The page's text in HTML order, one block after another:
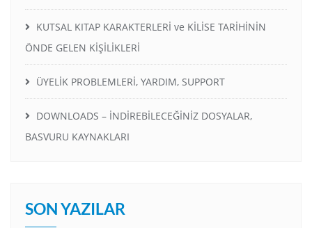
KUTSAL KITAP KARAKTERLERİ ve KİLİSE TARİHİNİN
ÖNDE GELEN KİŞİLİKLERİ
ÜYELİK PROBLEMLERİ, YARDIM, SUPPORT
DOWNLOADS – İNDİREBİLECEĞİNİZ DOSYALAR,
BASVURU KAYNAKLARI
SON YAZILAR